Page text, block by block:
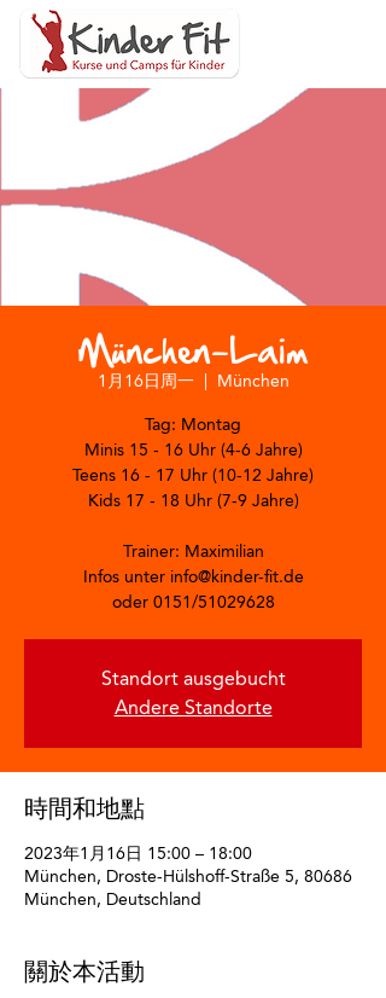
München-Laim
1月16日周一
  |
München
Tag: Montag
Minis 15 - 16 Uhr (4-6 Jahre)
Teens 16 - 17 Uhr (10-12 Jahre)
Kids 17 - 18 Uhr (7-9 Jahre)
Trainer: Maximilian
Infos unter info@kinder-fit.de
oder 0151/51029628
Standort ausgebucht
Andere Standorte
時間和地點
2023年1月16日 15:00 – 18:00
München, Droste-Hülshoff-Straße 5, 80686
München, Deutschland
關於本活動